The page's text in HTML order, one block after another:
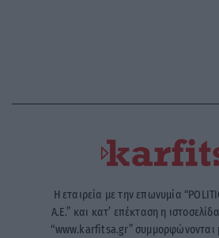
Η εταιρεία με την επωνυμία
A.E.” και κατ’ επέκταση η
“www.karfitsa.gr” συμμορφώνονται